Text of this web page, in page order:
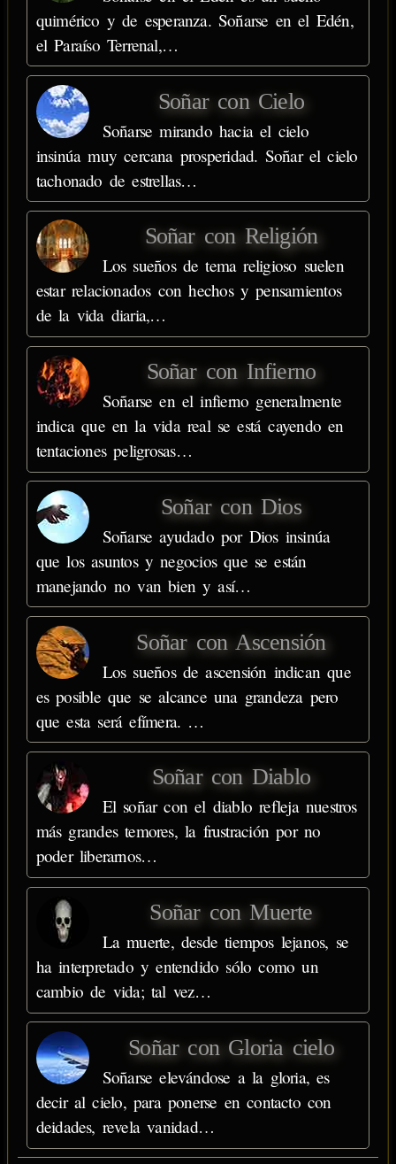
quimérico y de esperanza. Soñarse en el Edén,
el Paraíso Terrenal,…
Soñar con Cielo
Soñarse mirando hacia el cielo
insinúa muy cercana prosperidad. Soñar el cielo
tachonado de estrellas…
Soñar con Religión
Los sueños de tema religioso suelen
estar relacionados con hechos y pensamientos
de la vida diaria,…
Soñar con Infierno
Soñarse en el infierno generalmente
indica que en la vida real se está cayendo en
tentaciones peligrosas…
Soñar con Dios
Soñarse ayudado por Dios insinúa
que los asuntos y negocios que se están
manejando no van bien y así…
Soñar con Ascensión
Los sueños de ascensión indican que
es posible que se alcance una grandeza pero
que esta será efímera. …
Soñar con Diablo
El soñar con el diablo refleja nuestros
más grandes temores, la frustración por no
poder liberarnos…
Soñar con Muerte
La muerte, desde tiempos lejanos, se
ha interpretado y entendido sólo como un
cambio de vida; tal vez…
Soñar con Gloria cielo
Soñarse elevándose a la gloria, es
decir al cielo, para ponerse en contacto con
deidades, revela vanidad…